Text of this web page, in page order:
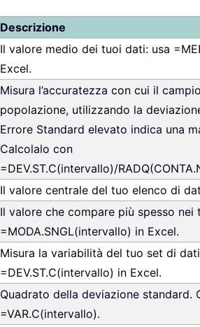
Descrizione
Il valore medio dei tuoi dati: usa
Excel.
Misura l’accuratezza con cui il
popolazione, utilizzando la
Errore Standard elevato indica una
Calcolalo con
=DEV.ST.C(intervallo)/
Il valore centrale del tuo elenco di
Il valore che compare più spesso nei
=MODA.SNGL(intervallo) in Excel.
Misura la variabilità del tuo set di
=DEV.ST.C(intervallo) in Excel.
Quadrato della deviazione standard.
=VAR.C(intervallo).